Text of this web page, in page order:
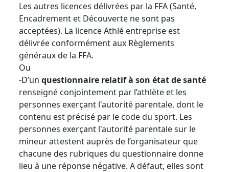
Les autres licences délivrées par la FFA (Santé,
Encadrement et Découverte ne sont pas
acceptées). La licence Athlé entreprise est
délivrée conformément aux Règlements
généraux de la FFA.
Ou
-D’un questionnaire relatif à son état de santé
renseigné conjointement par l’athlète et les
personnes exerçant l'autorité parentale, dont le
contenu est précisé par le code du sport. Les
personnes exerçant l'autorité parentale sur le
mineur attestent auprès de l’organisateur que
chacune des rubriques du questionnaire donne
lieu à une réponse négative. A défaut, elles sont